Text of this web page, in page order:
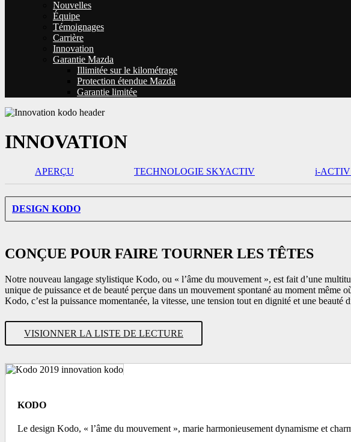
Nouvelles
Équipe
Témoignages
Carrière
Innovation
Garantie Mazda
Illimitée sur le kilométrage
Protection étendue Mazda
Garantie limitée
INNOVATION
APERÇU TECHNOLOGIE SKYACTIV i-
DESIGN KODO
CONÇUE POUR FAIRE TOURNER LES TÊTES
Notre nouveau langage stylistique Kodo, ou « l’âme du mouvement », est fait d’une
unique de puissance et de beauté perçue dans un mouvement spontané au moment
Kodo, c’est la puissance momentanée, la vitesse, une tension tout en dignité et une
VISIONNER LA LISTE DE LECTURE
KODO
Le design Kodo, « l’âme du mouvement », marie harmonieusement dynamisme et